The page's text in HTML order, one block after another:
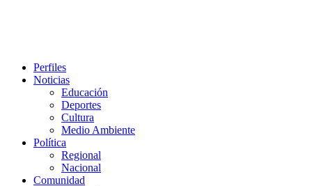
Primary
Menu
Perfiles
Noticias
Educación
Deportes
Cultura
Medio Ambiente
Política
Regional
Nacional
Comunidad